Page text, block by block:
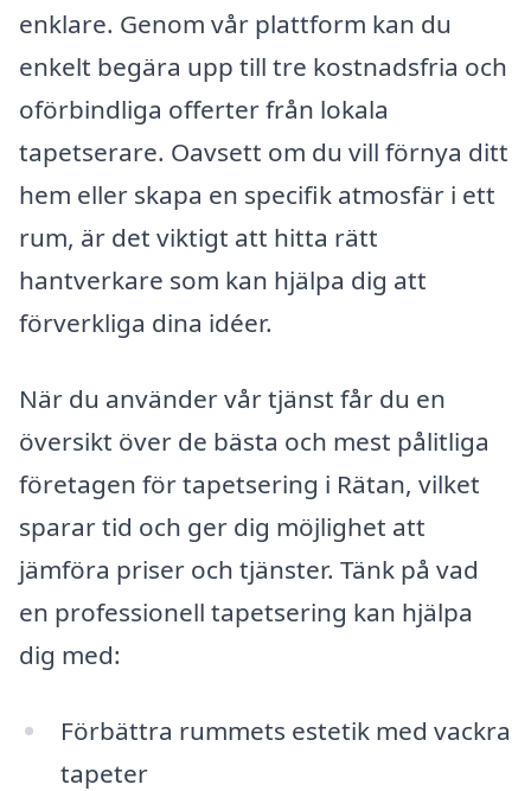
enklare. Genom vår plattform kan du
enkelt begära upp till tre kostnadsfria och
oförbindliga offerter från lokala
tapetserare. Oavsett om du vill förnya ditt
hem eller skapa en specifik atmosfär i ett
rum, är det viktigt att hitta rätt
hantverkare som kan hjälpa dig att
förverkliga dina idéer.
När du använder vår tjänst får du en
översikt över de bästa och mest pålitliga
företagen för tapetsering i Rätan, vilket
sparar tid och ger dig möjlighet att
jämföra priser och tjänster. Tänk på vad
en professionell tapetsering kan hjälpa
dig med:
Förbättra rummets estetik med vackra
tapeter